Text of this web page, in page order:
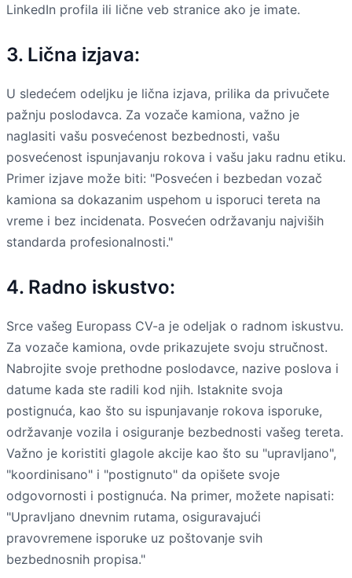
LinkedIn profila ili lične veb stranice ako je imate.
3. Lična izjava:
U sledećem odeljku je lična izjava, prilika da privučete
pažnju poslodavca. Za vozače kamiona, važno je
naglasiti vašu posvećenost bezbednosti, vašu
posvećenost ispunjavanju rokova i vašu jaku radnu etiku.
Primer izjave može biti: "Posvećen i bezbedan vozač
kamiona sa dokazanim uspehom u isporuci tereta na
vreme i bez incidenata. Posvećen održavanju najviših
standarda profesionalnosti."
4. Radno iskustvo:
Srce vašeg Europass CV-a je odeljak o radnom iskustvu.
Za vozače kamiona, ovde prikazujete svoju stručnost.
Nabrojite svoje prethodne poslodavce, nazive poslova i
datume kada ste radili kod njih. Istaknite svoja
postignuća, kao što su ispunjavanje rokova isporuke,
održavanje vozila i osiguranje bezbednosti vašeg tereta.
Važno je koristiti glagole akcije kao što su "upravljano",
"koordinisano" i "postignuto" da opišete svoje
odgovornosti i postignuća. Na primer, možete napisati:
"Upravljano dnevnim rutama, osiguravajući
pravovremene isporuke uz poštovanje svih
bezbednosnih propisa."